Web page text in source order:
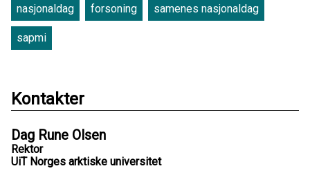
nasjonaldag forsoning samenes nasjonaldag
sapmi
Kontakter
Dag Rune Olsen
Rektor
UiT Norges arktiske universitet